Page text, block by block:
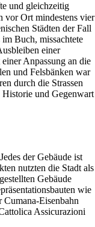
und gleichzeitig
vor Ort mindestens vier
Städten der Fall
Buch, missachtete
einer
Anpassung an die
und Felsbänken war
durch die Strassen
und Gegenwart
der Gebäude ist
nutzten die Stadt als
Gebäude
wie
Eisenbahn
Assicurazioni